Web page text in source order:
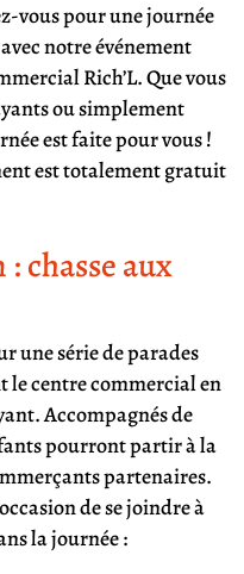
vous pour une journée
notre événement
Rich’L. Que vous
ou simplement
est faite pour vous !
est totalement gratuit
chasse aux
une série de parades
le centre commercial en
Accompagnés de
pourront partir à la
partenaires.
de se joindre à
la journée :